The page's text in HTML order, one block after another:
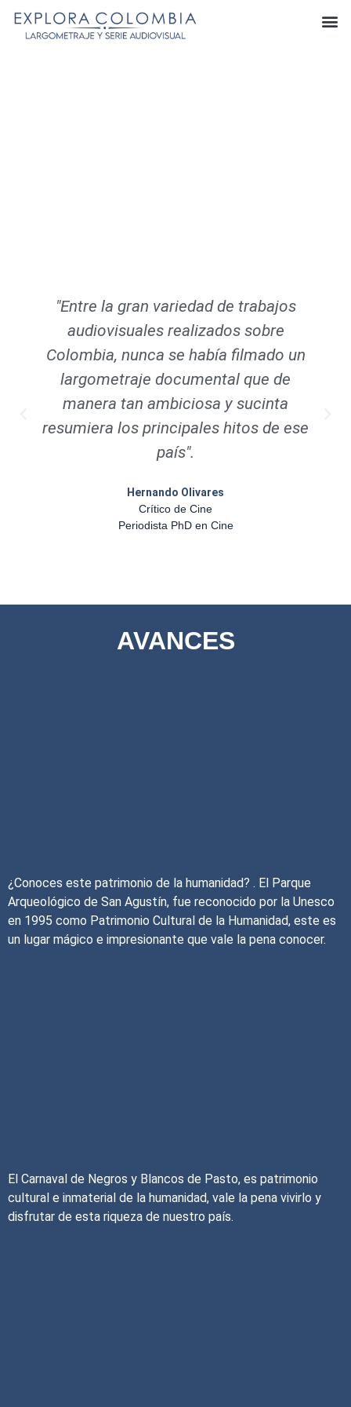
"Entre la gran variedad de trabajos
audiovisuales realizados sobre
Colombia, nunca se había filmado un
largometraje documental que de
manera tan ambiciosa y sucinta
resumiera los principales hitos de ese
país".
Hernando Olivares
Crítico de Cine
Periodista PhD en Cine
AVANCES
¿Conoces este patrimonio de la humanidad? . El Parque
Arqueológico de San Agustín, fue reconocido por la Unesco
en 1995 como Patrimonio Cultural de la Humanidad, este es
un lugar mágico e impresionante que vale la pena conocer.
El Carnaval de Negros y Blancos de Pasto, es patrimonio
cultural e inmaterial de la humanidad, vale la pena vivirlo y
disfrutar de esta riqueza de nuestro país.